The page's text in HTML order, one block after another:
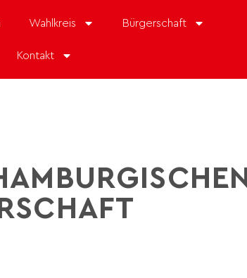
Wahlkreis Bürgerschaft
Kontakt